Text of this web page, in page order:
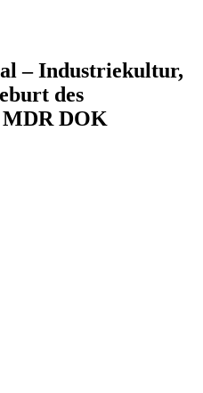
– Industriekultur,
des
MDR DOK